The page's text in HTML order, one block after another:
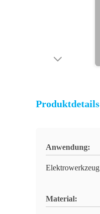
Produktdetails
Anwendung:
Elektrowerkzeug
Material: